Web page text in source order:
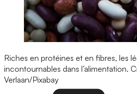
Riches en protéines et en fibres, les
incontournables dans l’alimentation.
Verlaan/Pixabay